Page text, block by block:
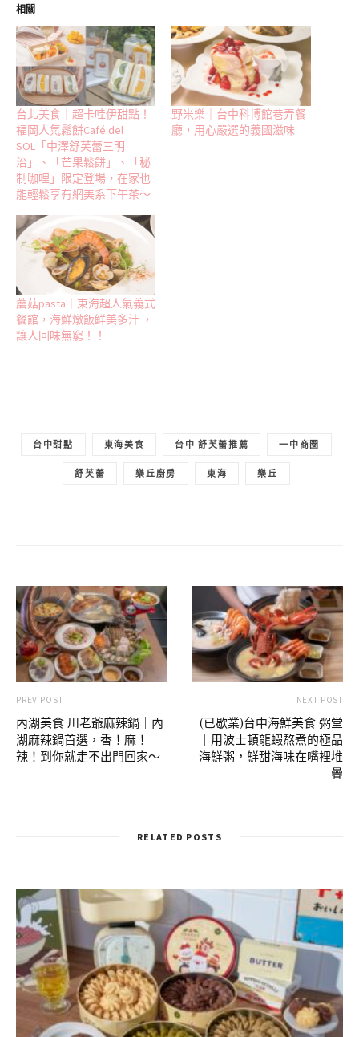
相關
台北美食｜超卡哇伊甜點！
福岡人氣鬆餅Café del
SOL「中澤舒芙蕾三明
治」、「芒果鬆餅」、「秘
制咖哩」限定登場，在家也
能輕鬆享有網美系下午茶～
野米樂｜台中科博館巷弄餐
廳，用心嚴選的義國滋味
蘑菇pasta｜東海超人氣義式
餐館，海鮮燉飯鲜美多汁 ，
讓人回味無窮！！
台中甜點 東海美食 台中 舒芙蕾推薦 一中商圈
舒芙蕾 樂丘廚房 東海 樂丘
PREV POST
內湖美食 川老爺麻辣鍋｜內
湖麻辣鍋首選，香！麻！
辣！到你就走不出門回家～
NEXT POST
(已歇業)台中海鮮美食 粥堂
｜用波士頓龍蝦熬煮的極品
海鮮粥，鮮甜海味在嘴裡堆
疊
RELATED POSTS